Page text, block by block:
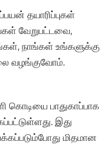
தயாரிப்புகள்
வேறுபட்டவை,
நாங்கள் உங்களுக்கு
வழங்குவோம்.
பாதுகாப்பாக
இது
மிதமான